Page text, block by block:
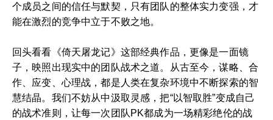
个成员之间的信任与默契，只有团队的整体实力变强，才
能在激烈的竞争中立于不败之地。
回头看看《倚天屠龙记》这部经典作品，更像是一面镜
子，映照出现实中的团队战术之道。从古至今，谋略、合
作、应变、心理战，都是人类在复杂环境中不断探索的智
慧结晶。我们不妨从中汲取灵感，把“以智取胜”变成自己
的战术准则，让每一次团队PK都成为一场精彩绝伦的战